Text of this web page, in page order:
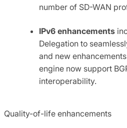
number of SD-WAN
IPv6 enhancements
Delegation to
and new
engine now support
interoperability.
Quality-of-life enhancements